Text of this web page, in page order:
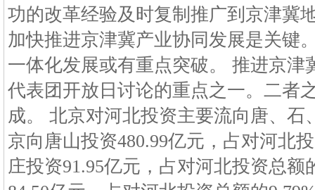
功的改革经验及时复制推广到京津冀
加快推进京津冀产业协同发展是关键
一体化发展或有重点突破。 推进京津
代表团开放日讨论的重点之一。二者
成。 北京对河北投资主要流向唐、石
京向唐山投资480.99亿元，占对河北
庄投资91.95亿元，占对河北投资总额